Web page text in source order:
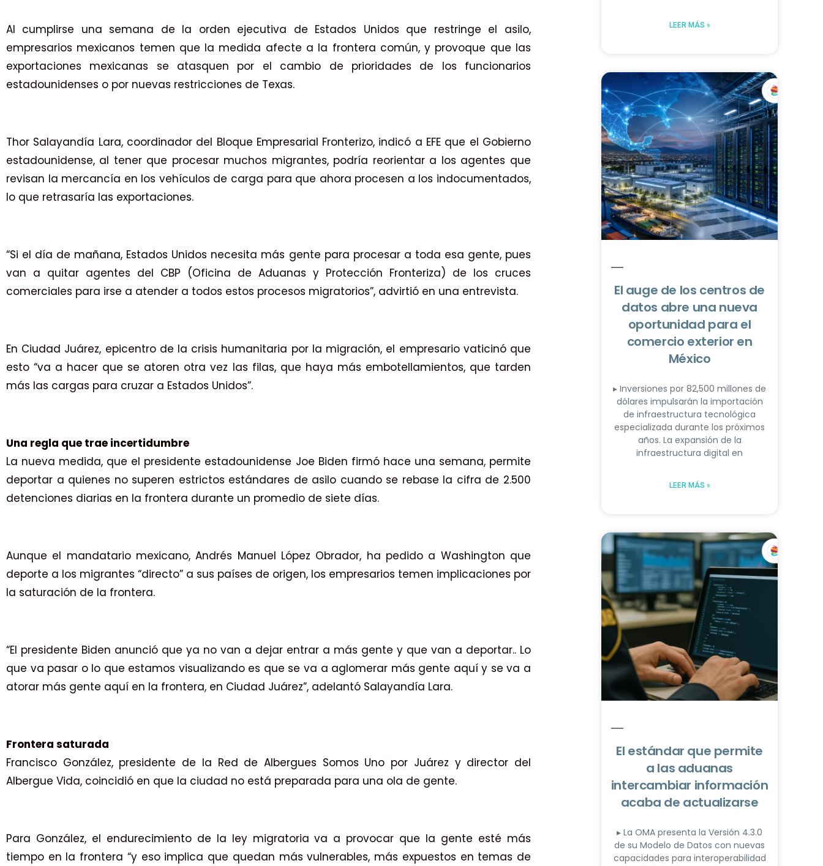
Al cumplirse una semana de la orden ejecutiva de Estados Unidos que restringe el asilo,
empresarios mexicanos temen que la medida afecte a la frontera común, y provoque que las
exportaciones mexicanas se atasquen por el cambio de prioridades de los funcionarios
estadounidenses o por nuevas restricciones de Texas.
Thor Salayandía Lara, coordinador del Bloque Empresarial Fronterizo, indicó a EFE que el Gobierno
estadounidense, al tener que procesar muchos migrantes, podría reorientar a los agentes que
revisan la mercancía en los vehículos de carga para que ahora procesen a los indocumentados,
lo que retrasaría las exportaciones.
“Si el día de mañana, Estados Unidos necesita más gente para procesar a toda esa gente, pues
van a quitar agentes del CBP (Oficina de Aduanas y Protección Fronteriza) de los cruces
comerciales para irse a atender a todos estos procesos migratorios”, advirtió en una entrevista.
En Ciudad Juárez, epicentro de la crisis humanitaria por la migración, el empresario vaticinó que
esto “va a hacer que se atoren otra vez las filas, que haya más embotellamientos, que tarden
más las cargas para cruzar a Estados Unidos”.
Una regla que trae incertidumbre
La nueva medida, que el presidente estadounidense Joe Biden firmó hace una semana, permite
deportar a quienes no superen estrictos estándares de asilo cuando se rebase la cifra de 2.500
detenciones diarias en la frontera durante un promedio de siete días.
Aunque el mandatario mexicano, Andrés Manuel López Obrador, ha pedido a Washington que
deporte a los migrantes “directo” a sus países de origen, los empresarios temen implicaciones por
la saturación de la frontera.
“El presidente Biden anunció que ya no van a dejar entrar a más gente y que van a deportar.. Lo
que va pasar o lo que estamos visualizando es que se va a aglomerar más gente aquí y se va a
atorar más gente aquí en la frontera, en Ciudad Juárez”, adelantó Salayandía Lara.
Frontera saturada
Francisco González, presidente de la Red de Albergues Somos Uno por Juárez y director del
Albergue Vida, coincidió en que la ciudad no está preparada para una ola de gente.
Para González, el endurecimiento de la ley migratoria va a provocar que la gente esté más
tiempo en la frontera “y eso implica que quedan más vulnerables, más expuestos en temas de
LEER MÁS »
El auge de los centros de
datos abre una nueva
oportunidad para el
comercio exterior en
México
▸ Inversiones por 82,500 millones de
dólares impulsarán la importación
de infraestructura tecnológica
especializada durante los próximos
años. La expansión de la
infraestructura digital en
LEER MÁS »
El estándar que permite
a las aduanas
intercambiar información
acaba de actualizarse
▸ La OMA presenta la Versión 4.3.0
de su Modelo de Datos con nuevas
capacidades para interoperabilidad